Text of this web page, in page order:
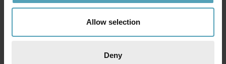
Allow selection
Deny